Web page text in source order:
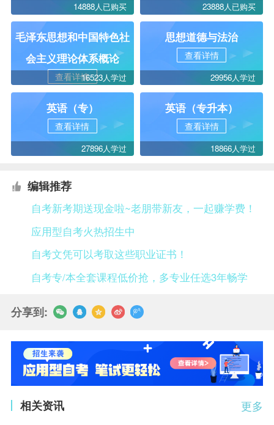
14888人已购买 23888人已购买
毛泽东思想和中国特色社
会主义理论体系概论
查看详情16523人学过
思想道德与法治
查看详情
29956人学过
英语（专）
查看详情
27896人学过
英语（专升本）
查看详情
18866人学过
编辑推荐
自考新考期送现金啦~老朋带新友，一起赚学费！
应用型自考火热招生中
自考文凭可以考取这些职业证书！
自考专/本全套课程低价抢，多专业任选3年畅学
分享到:
更多
相关资讯